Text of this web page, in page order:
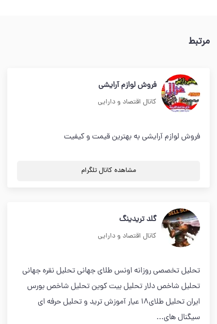
مرتبط
فروش لوازم آرایشی
کانال اقتصاد و دارایی
فروش لوازم آرایشی به بهترین قیمت و کیفیت
مشاهده کانال تلگرام
گلد تریدینگ
کانال اقتصاد و دارایی
تحلیل تخصصی روزانه اونس طلای جهانی تحلیل نقره جهانی
تحلیل شاخص دلار تحلیل بیت کوین تحلیل شاخص بورس
ایران تحلیل طلای18 عیار آموزش ترید و تحلیل حرفه ای
سیگنال های...